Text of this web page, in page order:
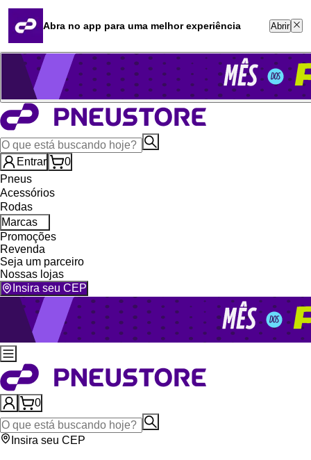
Quero revender
Blog
Whatsapp (16) 99764-8401
Televendas (47) 3046-2551
Entrar
0
Pneus
Acessórios
Rodas
Marcas
Promoções
Revenda
Seja um parceiro
Nossas lojas
Insira seu CEP
0
Insira seu CEP
Abra no app para uma melhor experiência Abrir